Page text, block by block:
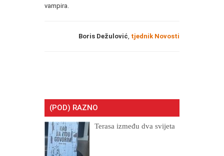
vampira.
Boris Dežulović tjednik Novosti
(POD) RAZNO
Terasa između dva svijeta